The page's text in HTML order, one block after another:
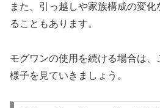
また、引っ越しや家族構成の変
ることもあります。
モグワンの使用を続ける場合は
様子を見ていきましょう。